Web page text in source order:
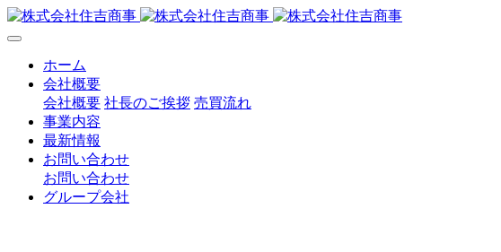
ホーム
会社概要
会社概要 社長のご挨拶 売買流れ
事業内容
最新情報
お問い合わせ
お問い合わせ
グループ会社